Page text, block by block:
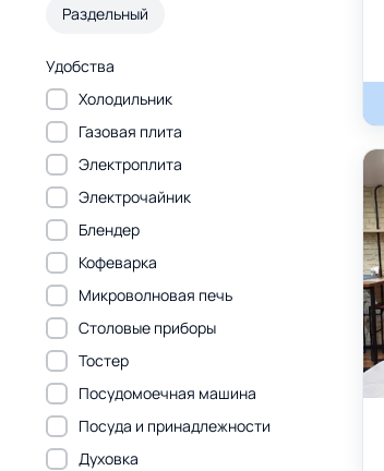
Раздельный
Удобства
Холодильник
Газовая плита
Электроплита
Электрочайник
Блендер
Кофеварка
Микроволновая печь
Столовые приборы
Тостер
Посудомоечная машина
Посуда и принадлежности
Духовка